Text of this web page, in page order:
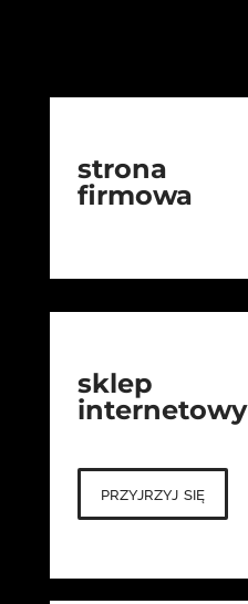
strona
firmowa
sklep
internetowy
przyjrzyj się